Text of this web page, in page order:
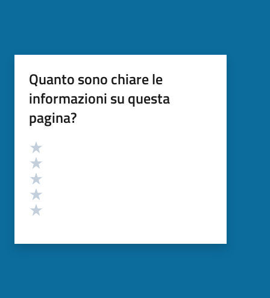
Quanto sono chiare le
informazioni su questa
pagina?
Valutazione